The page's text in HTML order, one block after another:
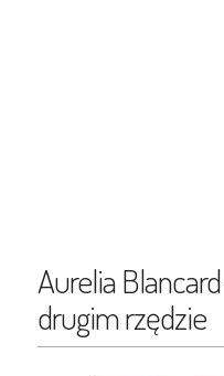
Aurelia
drugim rzędzie